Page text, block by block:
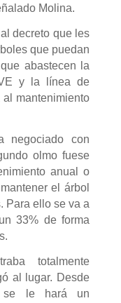
Molina.
decreto que les
que puedan
abastecen la
y la línea de
mantenimiento
negociado con
olmo fuese
anual o
el árbol
Para ello se va a
33% de forma
totalmente
al lugar. Desde
se le hará un